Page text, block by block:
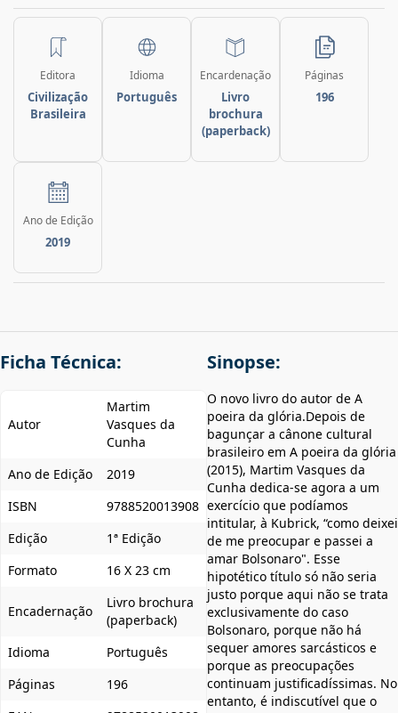
Editora
Civilização
Brasileira
Idioma
Português
Encardenação
Livro
brochura
(paperback)
Páginas
196
Ano de Edição
2019
Ficha Técnica:
Autor
Martim
Vasques da
Cunha
Ano de Edição
2019
ISBN
9788520013908
Edição
1ª Edição
Formato
16 X 23 cm
Encadernação
Livro brochura
(paperback)
Idioma
Português
Páginas
196
Sinopse:
O novo livro do autor de A
poeira da glória.Depois de
bagunçar a cânone cultural
brasileiro em A poeira da glória
(2015), Martim Vasques da
Cunha dedica-se agora a um
exercício que podíamos
intitular, à Kubrick, “como deixei
de me preocupar e passei a
amar Bolsonaro". Esse
hipotético título só não seria
justo porque aqui não se trata
exclusivamente do caso
Bolsonaro, porque não há
sequer amores sarcásticos e
porque as preocupações
continuam justificadíssimas. No
entanto, é indiscutível que o